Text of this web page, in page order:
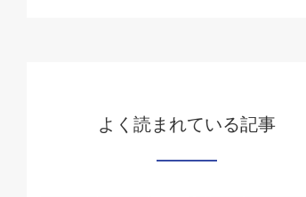
よく読まれている記事